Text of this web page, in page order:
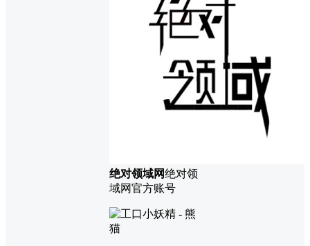
绝对领域网绝对领
域网官方账号